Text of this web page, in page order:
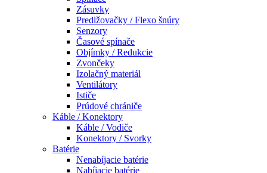
Zásuvky
Predlžovačky / Flexo šnúry
Senzory
Časové spínače
Objímky / Redukcie
Zvončeky
Izolačný materiál
Ventilátory
Ističe
Prúdové chrániče
Káble / Konektory
Káble / Vodiče
Konektory / Svorky
Batérie
Nenabíjacie batérie
Nabíjacie batérie